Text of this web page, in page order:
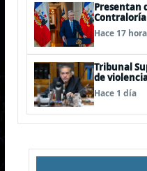
Presentan
cadena
Hace 17
Tribunal
de
afecta al
Hace 1 día